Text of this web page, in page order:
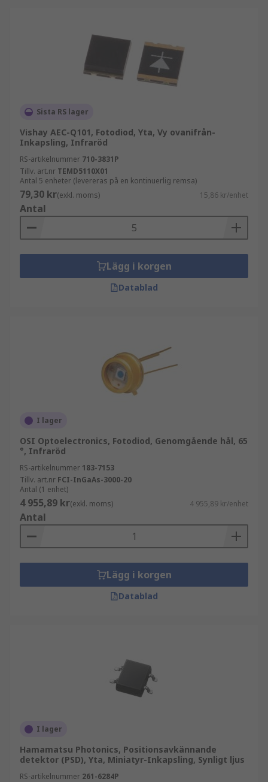
Sista RS lager
Vishay AEC-Q101, Fotodiod, Yta, Vy ovanifrån-
Inkapsling, Infraröd
RS-artikelnummer 710-3831P
Tillv. art.nr TEMD5110X01
Antal 5 enheter (levereras på en kontinuerlig remsa)
79,30 kr(exkl. moms) 15,86 kr/enhet
Antal
Lägg i korgen
Datablad
I lager
OSI Optoelectronics, Fotodiod, Genomgående hål, 65
°, Infraröd
RS-artikelnummer 183-7153
Tillv. art.nr FCI-InGaAs-3000-20
Antal (1 enhet)
4 955,89 kr(exkl. moms) 4 955,89 kr/enhet
Antal
Lägg i korgen
Datablad
I lager
Hamamatsu Photonics, Positionsavkännande
detektor (PSD), Yta, Miniatyr-Inkapsling, Synligt ljus
RS-artikelnummer 261-6284P